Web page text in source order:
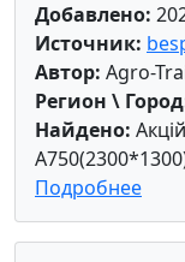
Добавлено:
Источник:
Автор: Agro-
Регион \
Найдено:
Подробнее